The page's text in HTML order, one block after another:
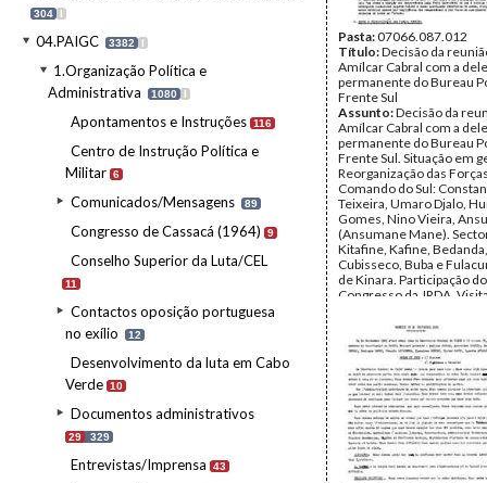
304 I
04.PAIGC 3382 I
1.Organização Política e
Administrativa
1080 I
Apontamentos e Instruções 116
Centro de Instrução Política e
Militar 6
Comunicados/Mensagens 89
Congresso de Cassacá (1964) 9
Conselho Superior da Luta/CEL
11
Contactos oposição portuguesa
no exílio
12
Desenvolvimento da luta em Cabo
Verde 10
Documentos administrativos
29 329
Entrevistas/Imprensa 43
Pasta:07066.087.012
Título:Decisão da
Amílcar Cabral com a
permanente do Bureau
Frente Sul
Assunto:Decisão da
Amílcar Cabral com a
permanente do Bureau
Frente Sul. Situação em
Reorganização das
Comando do Sul:
Teixeira, Umaro Djalo,
Gomes, Nino Vieira,
(Ansumane Mane).
Kitafine, Kafine,
Cubisseco, Buba e
de Kinara. Participação
Congresso da JRDA.
soviéticos à Guiné
Data:s.d.
Fundo:DAC -
Cabral
Tipo Documental:
Página(s):5